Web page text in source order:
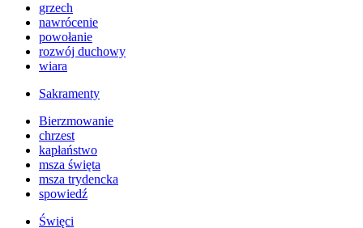
grzech
nawrócenie
powołanie
rozwój duchowy
wiara
Sakramenty
Bierzmowanie
chrzest
kapłaństwo
msza święta
msza trydencka
spowiedź
Święci